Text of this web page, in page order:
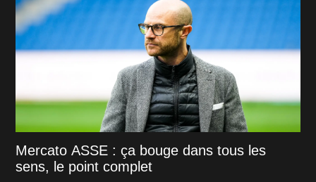
Mercato ASSE : ça bouge dans tous les
sens, le point complet